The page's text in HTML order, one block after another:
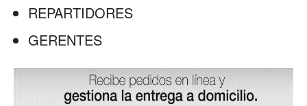
REPARTIDORES
GERENTES